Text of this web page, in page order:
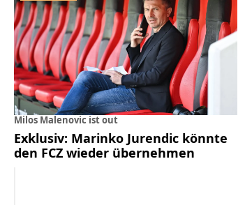
Milos Malenovic ist out
Exklusiv: Marinko Jurendic könnte
den FCZ wieder übernehmen